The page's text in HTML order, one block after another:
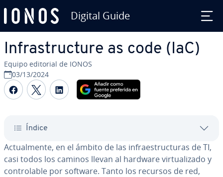
Digital Guide
In­fra­s­tru­c­tu­re as code (IaC)
Equipo editorial de IONOS
03/13/2024
Compartir Facebook
Compartir Twitter
Compartir LinkedIn
Índice
Ac­tua­l­me­n­te, en el ámbito de las in­frae­s­tru­c­tu­ras de TI,
casi todos los caminos llevan al hardware vi­r­tua­li­za­do y
co­n­tro­la­ble por software. Tanto los recursos de red,